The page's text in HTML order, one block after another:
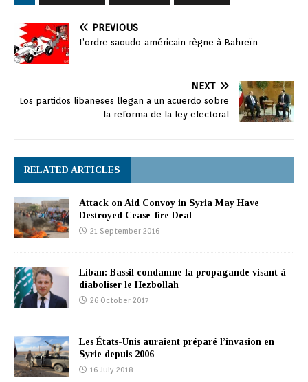
PREVIOUS
L’ordre saoudo-américain règne à Bahreïn
NEXT
Los partidos libaneses llegan a un acuerdo sobre
la reforma de la ley electoral
RELATED ARTICLES
Attack on Aid Convoy in Syria May Have
Destroyed Cease-fire Deal
21 September 2016
Liban: Bassil condamne la propagande visant à
diaboliser le Hezbollah
26 October 2017
Les États-Unis auraient préparé l’invasion en
Syrie depuis 2006
16 July 2018